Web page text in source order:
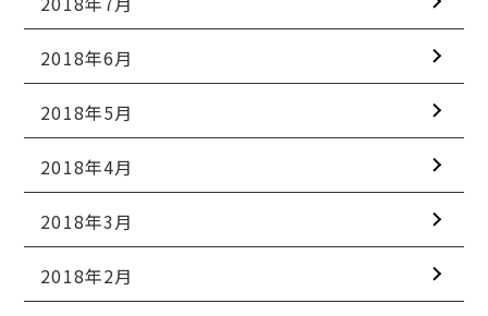
2018年6月
2018年5月
2018年4月
2018年3月
2018年2月